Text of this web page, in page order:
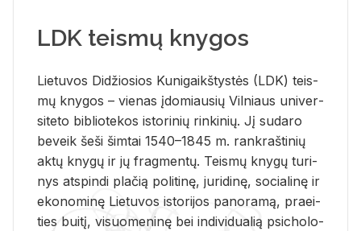
LDK teismų knygos
Lie­tu­vos Di­džio­sios Ku­ni­gaikš­tys­tės (LDK) teis­
mų kny­gos – vie­nas įdo­miau­sių Vil­niaus uni­ver­
si­te­to bi­b­lio­te­kos is­to­ri­nių rin­ki­nių. Jį su­da­ro
be­veik šeši šim­tai 1540–1845 m. rank­raš­ti­nių
aktų kny­gų ir jų frag­men­tų. Teis­mų kny­gų tu­ri­
nys at­spin­di pla­čią po­li­ti­nę, ju­ri­di­nę, so­cia­li­nę ir
eko­no­mi­nę Lie­tu­vos is­to­ri­jos pa­no­ra­mą, pra­ei­
ties bui­tį, vi­suo­me­ni­nę bei in­di­vi­dua­lią psi­cho­lo­